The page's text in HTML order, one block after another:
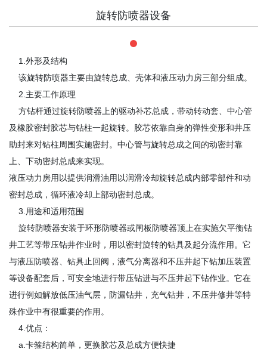
旋转防喷器设备
1.外形及结构
该旋转防喷器主要由旋转总成、壳体和液压动力房三部分组成。
2.主要工作原理
方钻杆通过旋转防喷器上的驱动补芯总成，带动转动套、中心管
及橡胶密封胶芯与钻柱一起旋转。胶芯依靠自身的弹性变形和井压
助封来对钻柱周围实施密封。中心管与旋转总成之间的动密封靠
上、下动密封总成来实现。
液压动力房用以提供润滑油用以润滑冷却旋转总成内部零部件和动
密封总成，循环液冷却上部动密封总成。
3.用途和适用范围
旋转防喷器安装于环形防喷器或闸板防喷器顶上在实施欠平衡钻
井工艺等带压钻井作业时，用以密封旋转的钻具及起分流作用。它
与液压防喷器、钻具止回阀，液气分离器和不压井起下钻加压装置
等设备配套后，可安全地进行带压钻进与不压井起下钻作业。它在
进行例如解放低压油气层，防漏钻井，充气钻井，不压井修井等特
殊作业中有很重要的作用。
4.优点：
a.卡箍结构简单，更换胶芯及总成方便快捷